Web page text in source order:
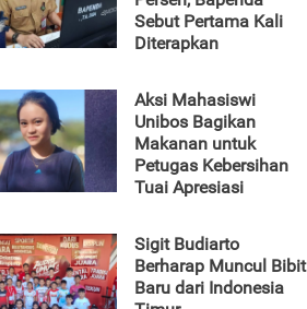
Sebut Pertama Kali
Diterapkan
Aksi Mahasiswi
Unibos Bagikan
Makanan untuk
Petugas Kebersihan
Tuai Apresiasi
Sigit Budiarto
Berharap Muncul Bibit
Baru dari Indonesia